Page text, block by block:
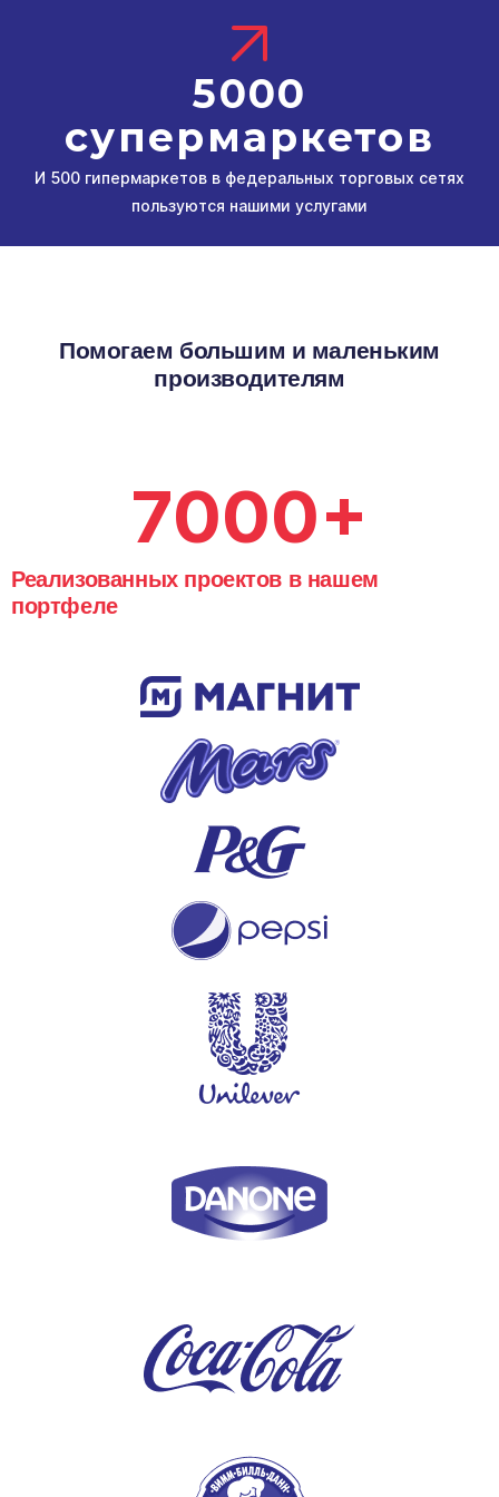
5000
супермаркетов
И 500 гипермаркетов в федеральных торговых сетях
пользуются нашими услугами
Помогаем большим и маленьким
производителям
7000+
Реализованных проектов в нашем
портфеле